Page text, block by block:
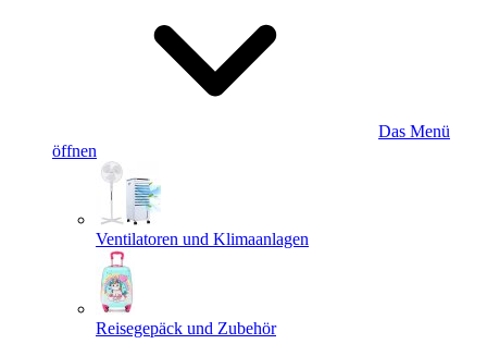
Das Menü
öffnen
Ventilatoren und Klimaanlagen
Reisegepäck und Zubehör